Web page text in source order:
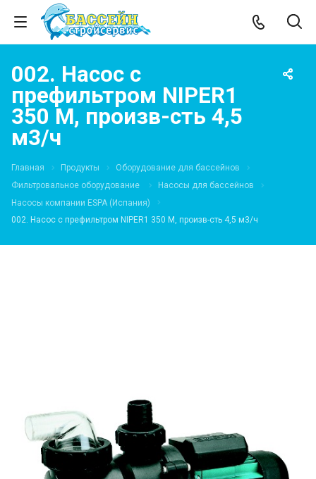
002. Насос с
префильтром NIPER1
350 M, произв-сть 4,5
м3/ч
Главная Продукты
Оборудование для бассейнов
Фильтровальное оборудование
Насосы для бассейнов
Насосы компании ESPA (Испания)
002. Насос с префильтром NIPER1 350 M, произв-сть 4,5 м3/ч